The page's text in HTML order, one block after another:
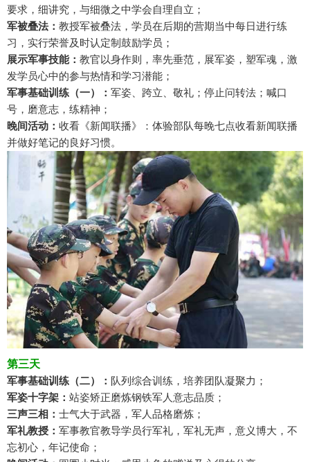
要求，细讲究，与细微之中学会自理自立；
军被叠法： 教授军被叠法，学员在后期的营期当中每日进行练
习，实行荣誉及时认定制鼓励学员；
展示军事技能： 教官以身作则，率先垂范，展军姿，塑军魂，激
发学员心中的参与热情和学习潜能；
军事基础训练（一）： 军姿、跨立、敬礼；停止问转法；喊口
号，磨意志，练精神；
晚间活动： 收看《新闻联播》：体验部队每晚七点收看新闻联播
并做好笔记的良好习惯。
第三天
军事基础训练（二）： 队列综合训练，培养团队凝聚力；
军姿十字架： 站姿矫正磨炼钢铁军人意志品质；
三声三相： 士气大于武器，军人品格磨炼；
军礼教授： 军事教官教导学员行军礼，军礼无声，意义博大，不
忘初心，年记使命；